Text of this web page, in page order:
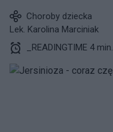
Choroby dziecka
Lek. Karolina Marciniak
_READINGTIME 4 min.